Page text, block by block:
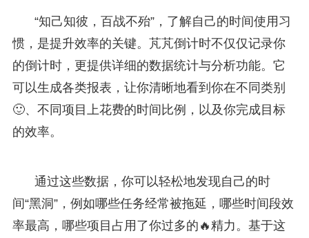
“知己知彼，百战不殆”，了解自己的时间使用习
惯，是提升效率的关键。芃芃倒计时不仅仅记录你
的倒计时，更提供详细的数据统计与分析功能。它
可以生成各类报表，让你清晰地看到你在不同类别
🙂、不同项目上花费的时间比例，以及你完成目标
的效率。
通过这些数据，你可以轻松地发现自己的时
间“黑洞”，例如哪些任务经常被拖延，哪些时间段效
率最高，哪些项目占用了你过多的🔥精力。基于这